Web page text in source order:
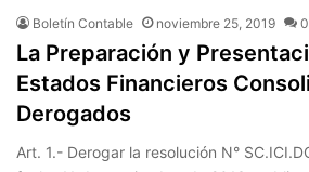
Boletín Contable noviembre 25, 2019 0
La Preparación y
Estados Financieros
Derogados
Art. 1.- Derogar la resolución N°